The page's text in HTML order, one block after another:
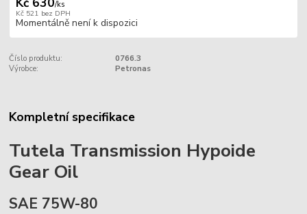
/ks
Kč 521 bez DPH
Momentálně není k dispozici
Číslo produktu:
0766.3
Výrobce:
Petronas
Kompletní specifikace
Tutela Transmission Hypoide
Gear Oil
SAE 75W-80